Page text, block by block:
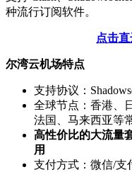
种流行订阅软件。
点击
尔湾云机场特点
支持协议：
全球节点：香港、
法国、马来西亚等
高性价比的大流量
用
支付方式：微信/支